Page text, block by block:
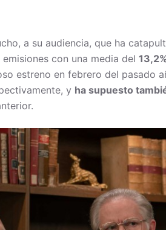
a su audiencia, que ha
con una media del
estreno en febrero del pasado
y ha supuesto